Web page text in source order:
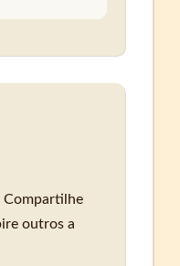
Compartilhe
outros a